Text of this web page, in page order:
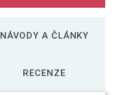
NÁVODY A ČLÁNKY
RECENZE